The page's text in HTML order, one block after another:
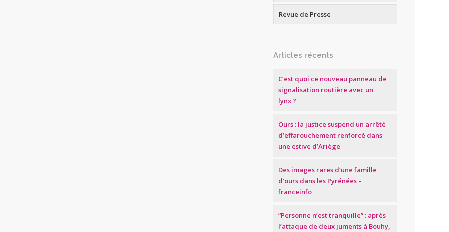
Revue de Presse
Articles récents
C’est quoi ce nouveau panneau de
signalisation routière avec un
lynx ?
Ours : la justice suspend un arrêté
d’effarouchement renforcé dans
une estive d’Ariège
Des images rares d’une famille
d’ours dans les Pyrénées –
franceinfo
“Personne n’est tranquille” : après
l’attaque de deux juments à Bouhy,